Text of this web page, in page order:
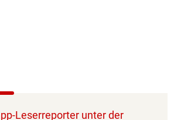
Leserreporter unter der